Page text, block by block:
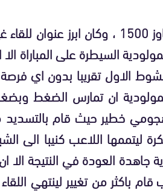
انطلقة المقابلة على الساعة الرابعة بجمهور لم يتاجاوز 1500 ، وكان
السيطرة على المباراة
الاول تقريبا بدون اي
ان تمارس الضغط
هجومي خطير حيث قام
ليتممها اللاعب كنيبا الى
جاهدة العودة في النتيجة الا
من تغيير لينتهي اللقاء